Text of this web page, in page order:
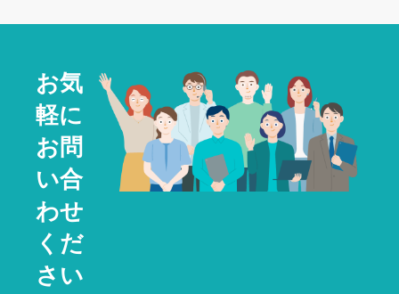
お気
軽に
お問
い合
わせ
くだ
さい